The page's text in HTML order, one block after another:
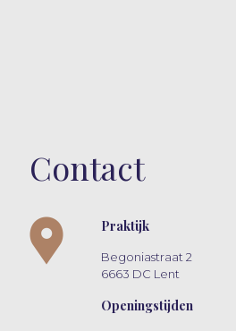
Contact
Praktijk
Begoniastraat 2
6663 DC Lent
Openingstijden